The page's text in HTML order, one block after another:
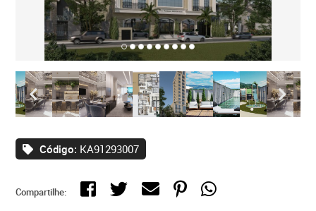
Código: KA91293007
Compartilhe: